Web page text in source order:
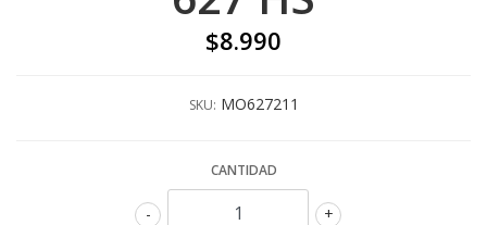
$8.990
SKU: MO627211
CANTIDAD
+
-